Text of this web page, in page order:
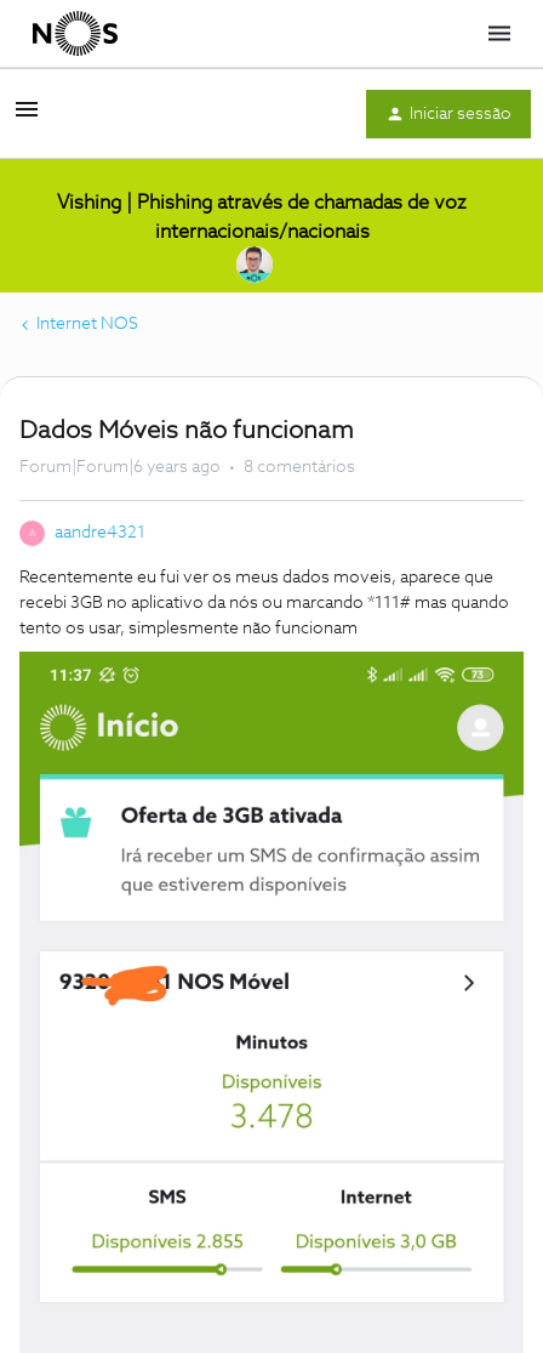
Menu
Iniciar sessão
Vishing | Phishing através de chamadas de voz
internacionais/nacionais
Internet NOS
Dados Móveis não funcionam
Forum|Forum|6 years ago 8 comentários
A aandre4321
Recentemente eu fui ver os meus dados moveis, aparece que
recebi 3GB no aplicativo da nós ou marcando *111# mas quando
tento os usar, simplesmente não funcionam